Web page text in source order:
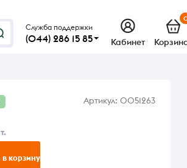
Служба поддержки
(044) 286 15 85 Кабинет
Артикул: 0051263
корзину